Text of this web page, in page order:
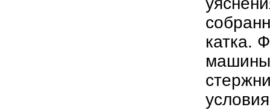
катка.